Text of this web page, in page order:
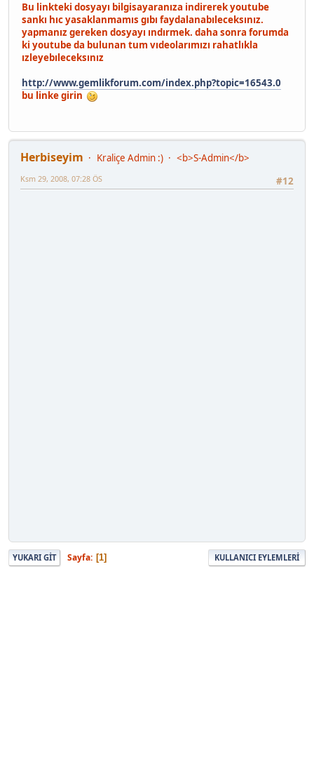
Bu linkteki dosyayı bilgisayaranıza indirerek youtube
sankı hıc yasaklanmamıs gıbı faydalanabıleceksınız.
yapmanız gereken dosyayı ındırmek. daha sonra forumda
ki youtube da bulunan tum vıdeolarımızı rahatlıkla
ızleyebıleceksınız
http://www.gemlikforum.com/index.php?topic=16543.0
bu linke girin
Herbiseyim Kraliçe Admin :)
<b>S-Admin</b>
#12
Ksm 29, 2008, 07:28 ÖS
YUKARI GIT Sayfa 1 KULLANICI EYLEMLERI